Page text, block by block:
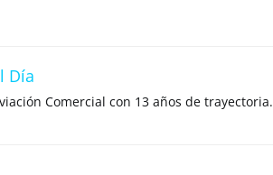
Día
Comercial con 13 años de trayectoria.